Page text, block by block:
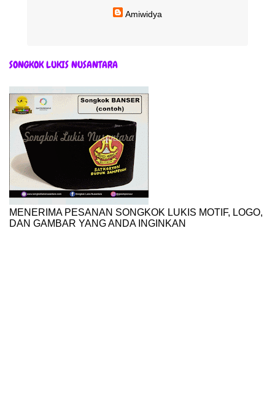
Amiwidya
SONGKOK LUKIS NUSANTARA
MENERIMA PESANAN SONGKOK LUKIS MOTIF, LOGO,
DAN GAMBAR YANG ANDA INGINKAN